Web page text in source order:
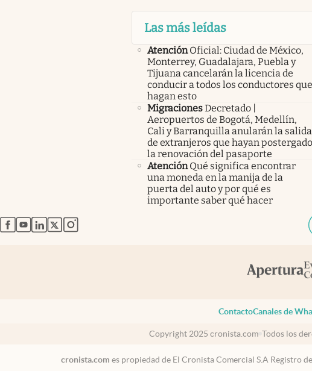
Las más leídas
Atención Oficial: Ciudad de México,
Monterrey, Guadalajara, Puebla y
Tijuana cancelarán la licencia de
conducir a todos los conductores que
hagan esto
MigracionesDecretado |
Aeropuertos de Bogotá, Medellín,
Cali y Barranquilla anularán la salida
de extranjeros que hayan postergado
la renovación del pasaporte
Atención Qué significa encontrar
una moneda en la manija de la
puerta del auto y por qué es
importante saber qué hacer
abre en nueva pestaña
abre en nueva pestaña
abre en nueva pestaña
abre en nueva pestaña
abre en nueva pestaña
ContactoCanales de
Copyright 2025 cronista.com Todos los
cronista.com es propiedad de El Cronista Comercial S.A Registro